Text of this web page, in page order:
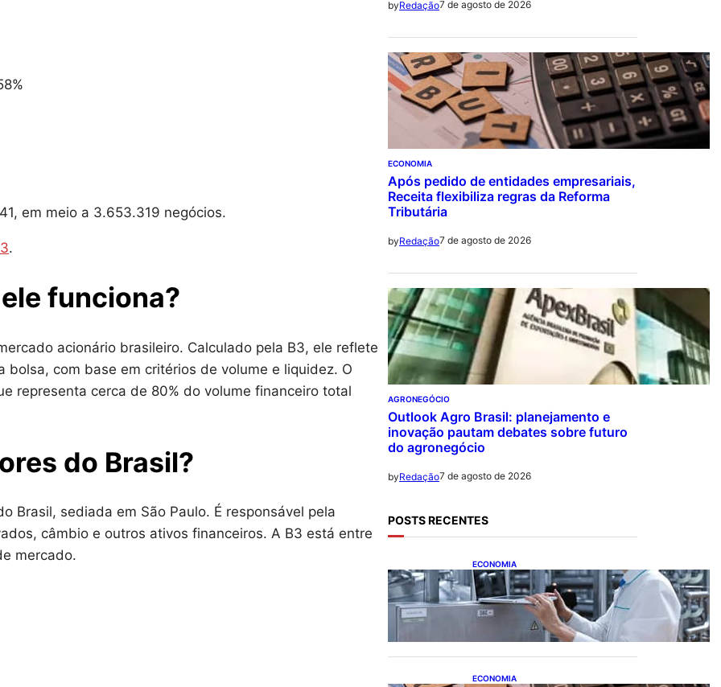
em meio a 3.653.319 negócios.
.
funciona?
acionário brasileiro. Calculado pela B3, ele reflete
com base em critérios de volume e liquidez. O
representa cerca de 80% do volume financeiro total
do Brasil?
Brasil, sediada em São Paulo. É responsável pela
câmbio e outros ativos financeiros. A B3 está entre
de mercado.
byRedação7 de agosto de 2026
ECONOMIA
Após pedido de entidades empresariais,
Receita flexibiliza regras da Reforma
Tributária
byRedação7 de agosto de 2026
AGRONEGÓCIO
Outlook Agro Brasil: planejamento e
inovação pautam debates sobre futuro
do agronegócio
byRedação7 de agosto de 2026
POSTS RECENTES
ECONOMIA
CNI: indústria investe em
máquinas novas, mas
modernização tecnológica
avança lentamente
ECONOMIA